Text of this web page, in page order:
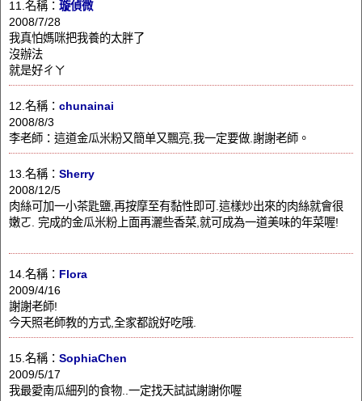
11.名稱： 璇偵微
2008/7/28
我真怕媽咪把我養的太胖了
沒辦法
就是好ㄔㄚ
12.名稱： chunainai
2008/8/3
李老師：這道金瓜米粉又簡单又飄亮,我一定要做.謝謝老師。
13.名稱： Sherry
2008/12/5
肉絲可加一小茶匙鹽,再按摩至有黏性即可.這樣炒出來的肉絲就會很
嫩ㄛ. 完成的金瓜米粉上面再灑些香菜,就可成為一道美味的年菜喔!
14.名稱： Flora
2009/4/16
謝謝老師!
今天照老師教的方式,全家都說好吃哦.
15.名稱： SophiaChen
2009/5/17
我最愛南瓜細列的食物..一定找天試試謝謝你喔